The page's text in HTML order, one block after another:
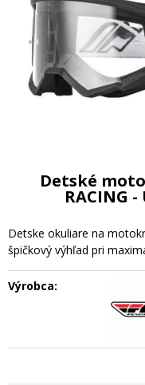
Detské
RACING -
Detske okuliare na
špičkový výhľad pri
Výrobca: